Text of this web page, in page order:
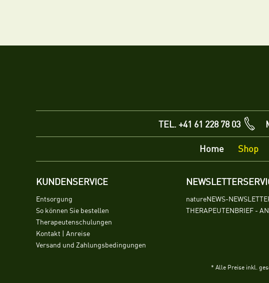
TEL. +41 61 228 78 03
Home Shop
KUNDENSERVICE
Entsorgung
So können Sie bestellen
Therapeutenschulungen
Kontakt | Anreise
Versand und Zahlungsbedingungen
natureNEWS-
THERAPEUTENBRIEF -
* Alle Preise inkl.